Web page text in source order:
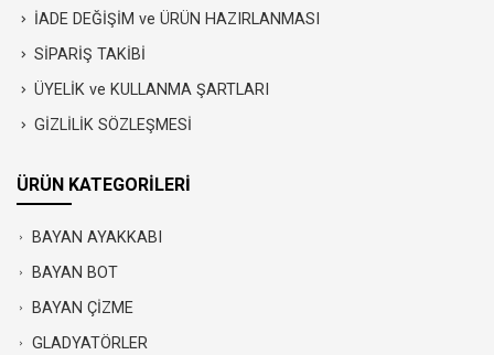
İADE DEĞİŞİM ve ÜRÜN HAZIRLANMASI
SİPARİŞ TAKİBİ
ÜYELİK ve KULLANMA ŞARTLARI
GİZLİLİK SÖZLEŞMESİ
ÜRÜN KATEGORİLERİ
BAYAN AYAKKABI
BAYAN BOT
BAYAN ÇİZME
GLADYATÖRLER